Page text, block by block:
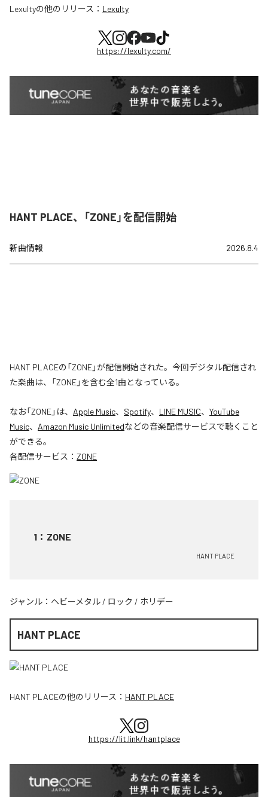
Lexultyの他のリリース： Lexulty
https://lexulty.com/
HANT PLACE、「ZONE」を配信開始
新曲情報 2026.8.4
HANT PLACEの「ZONE」が配信開始された。今回デジタル配信され
た楽曲は、「ZONE」を含む全1曲となっている。
なお「ZONE」は、 Apple Music、 Spotify、 LINE MUSIC、 YouTube
Music、 Amazon Music Unlimitedなどの音楽配信サービスで聴くこと
ができる。
各配信サービス： ZONE
1 ： ZONE
HANT PLACE
ジャンル： ヘビーメタル / ロック / ホリデー
HANT PLACE
HANT PLACEの他のリリース： HANT PLACE
https://lit.link/hantplace